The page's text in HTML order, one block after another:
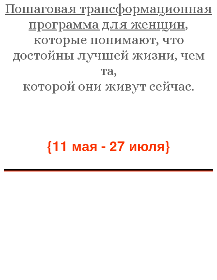
Пошаговая трансформационная
программа для женщин,
которые понимают, что
достойны лучшей жизни, чем
та,
которой они живут сейчас.
{11 мая - 27 июля}